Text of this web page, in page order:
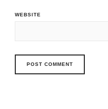
WEBSITE